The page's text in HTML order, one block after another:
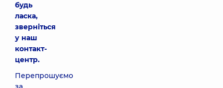
будь
ласка,
зверніться
у наш
контакт-
центр.
Перепрошуємо